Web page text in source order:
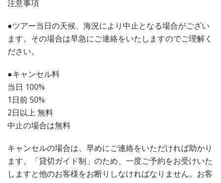
注意事項
●ツアー当日の天候、海況により中止となる場合がござい
ます。その場合は早急にご連絡をいたしますのでご理解く
ださい。
●キャンセル料
当日 100%
1日前 50%
2日以上 無料
中止の場合は無料
キャンセルの場合は、早めにご連絡をいただければ助かり
ます。「貸切ガイド制」のため、一度ご予約をお受けいた
しますと他のお客様をお断りしなければなりません。お客